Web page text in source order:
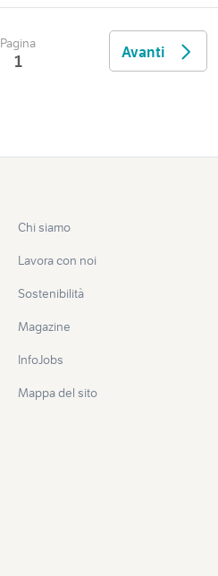
Pagina
1 Avanti
Chi siamo
Lavora con noi
Sostenibilità
Magazine
InfoJobs
Mappa del sito